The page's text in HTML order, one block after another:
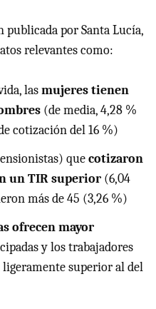
publicada por Santa Lucía,
relevantes como:
lasmujeres tienen
(de media, 4,28 %
cotización del 16 %)
quecotizaron
un TIR superior (6,04
más de 45 (3,26 %)
ofrecen mayor
y los trabajadores
superior al del